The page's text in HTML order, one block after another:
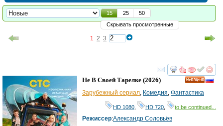
15 25
50
Скрывать просмотренные
1 2 3
смотреть
Не В Своей Тарелке (2026)
Зарубежный сериал Комедия Фантастика
HD 1080 HD 720 to be continued...
Режиссер:Александр Соловьёв